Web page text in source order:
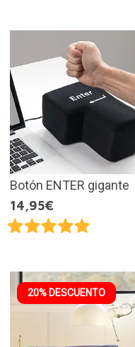
Botón ENTER gigante
14,95€
20% DESCUENTO